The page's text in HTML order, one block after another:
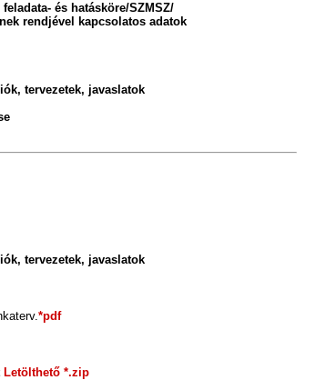
és hatásköre/SZMSZ/
rendjével kapcsolatos adatok
tervezetek, javaslatok
tervezetek, javaslatok
*pdf
Letölthető *.zip